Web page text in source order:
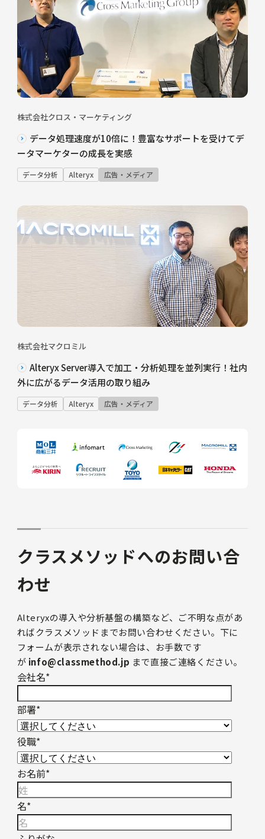
株式会社クロス・マーケティング
データ処理速度が10倍に！豊富なサポートを受けてデ
ータマーケターの成長を実感
データ分析 Alteryx 広告・メディア
株式会社マクロミル
Alteryx Server導入で加工・分析処理を並列実行！社内
外に広がるデータ活用の取り組み
データ分析 Alteryx 広告・メディア
クラスメソッドへのお問い合
わせ
Alteryxの導入や分析基盤の構築など、ご不明な点があ
ればクラスメソッドまでお問い合わせください。下に
フォームが表示されない場合は、お手数です
が info@classmethod.jp まで直接ご連絡ください。
会社名*
部署*
役職*
お名前*
名*